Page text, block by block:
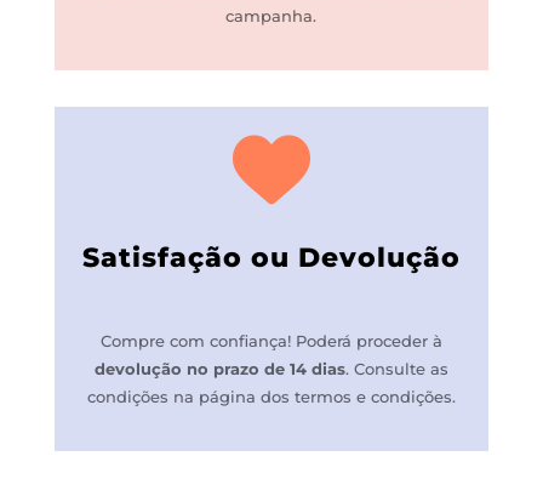
campanha.
Satisfação ou Devolução
Compre com confiança! Poderá proceder à
devolução no prazo de 14 dias. Consulte as
condições na página dos termos e condições.